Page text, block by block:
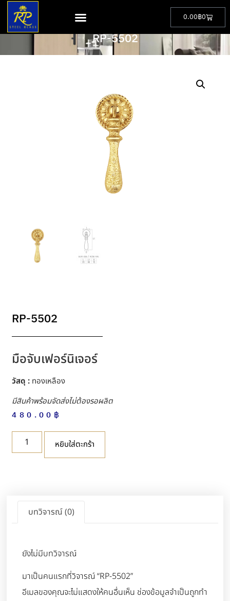
0.00฿0
RP-5502
RP-5502
มือจับเฟอร์นิเจอร์
วัสดุ : ทองเหลือง
มีสินค้าพร้อมจัดส่งไม่ต้องรอผลิต
480.00 ฿
หยิบใส่ตะกร้า
บทวิจารณ์ (0)
ยังไม่มีบทวิจารณ์
มาเป็นคนแรกที่วิจารณ์ “RP-5502”
อีเมลของคุณจะไม่แสดงให้คนอื่นเห็น ช่องข้อมูลจำเป็นถูกทำ